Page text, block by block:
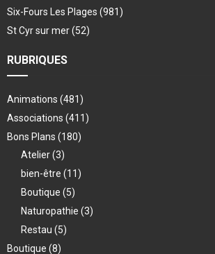
Six-Fours Les Plages (981)
St Cyr sur mer(52)
RUBRIQUES
Animations (481)
Associations (411)
Bons Plans (180)
Atelier(3)
bien-être (11)
Boutique (5)
Naturopathie (3)
Restau (5)
Boutique (8)